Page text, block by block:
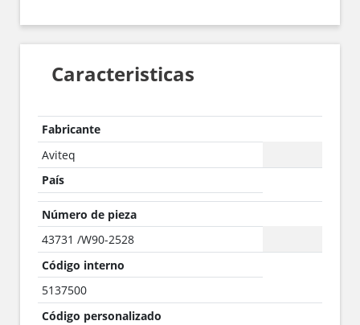
Caracteristicas
Fabricante
Aviteq
País
Número de pieza
43731 /W90-2528
Código interno
5137500
Código personalizado